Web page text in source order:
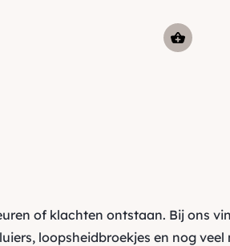
of klachten ontstaan. Bij ons
luiers, loopsheidbroekjes en nog veel